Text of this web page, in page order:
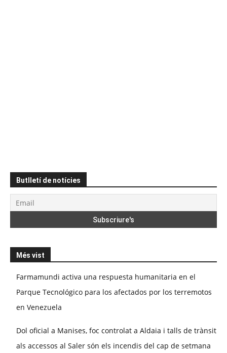
Butlletí de notícies
Més vist
Farmamundi activa una respuesta humanitaria en el
Parque Tecnológico para los afectados por los terremotos
en Venezuela
Dol oficial a Manises, foc controlat a Aldaia i talls de trànsit
als accessos al Saler són els incendis del cap de setmana